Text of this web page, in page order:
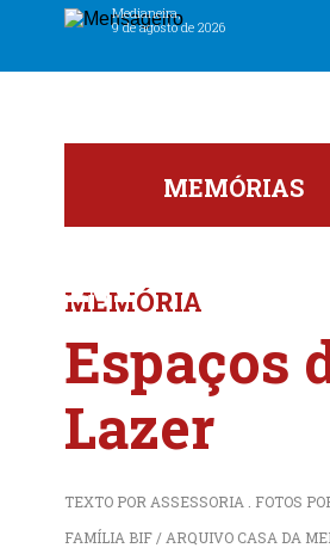
Medianeira,
9 de agosto de 2026
M
MEMÓRIAS
MEMÓRIA
Espaços
Lazer
TEXTO POR ASSESSORIA . FOTOS
FAMÍLIA BIF / ARQUIVO CASA DA